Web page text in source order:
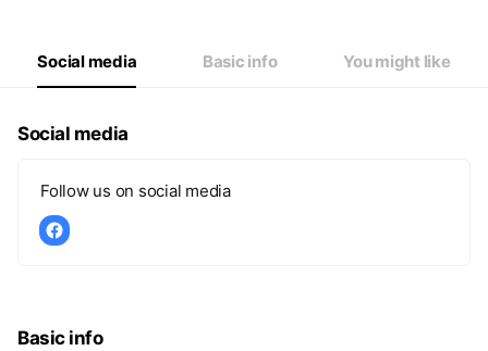
Closed
Social media Basic info You might like
Social media
Follow us on social media
Basic info